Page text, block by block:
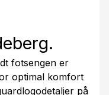
fotsengen er
optimal komfort
på